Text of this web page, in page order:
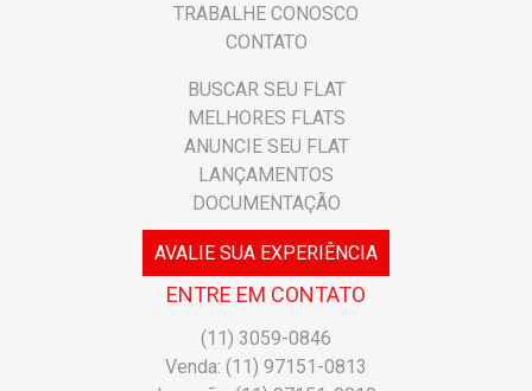
TRABALHE CONOSCO
CONTATO
BUSCAR SEU FLAT
MELHORES FLATS
ANUNCIE SEU FLAT
LANÇAMENTOS
DOCUMENTAÇÃO
AVALIE SUA EXPERIÊNCIA
ENTRE EM CONTATO
(11) 3059-0846
Venda: (11) 97151-0813